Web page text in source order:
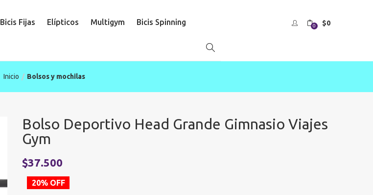
Bicis Fijas Elípticos Multigym Bicis Spinning 0 $0
Inicio Bolsos y mochilas
Bolso Deportivo Head Grande Gimnasio Viajes
Gym
El
precio
original
$37.500
20% OFF